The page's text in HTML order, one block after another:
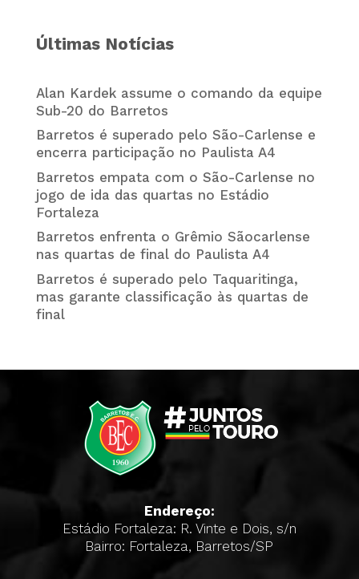
Últimas Notícias
Alan Kardek assume o comando da equipe
Sub-20 do Barretos
Barretos é superado pelo São-Carlense e
encerra participação no Paulista A4
Barretos empata com o São-Carlense no
jogo de ida das quartas no Estádio
Fortaleza
Barretos enfrenta o Grêmio Sãocarlense
nas quartas de final do Paulista A4
Barretos é superado pelo Taquaritinga,
mas garante classificação às quartas de
final
Endereço:
Estádio Fortaleza: R. Vinte e Dois, s/n
Bairro: Fortaleza, Barretos/SP